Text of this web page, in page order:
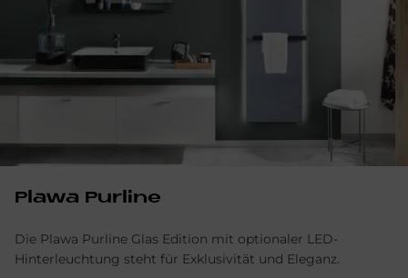
Pla­wa Pur­line
Die Plawa Purline Glas Edition mit optionaler LED-
Hinterleuchtung steht für Exklusivität und Eleganz.